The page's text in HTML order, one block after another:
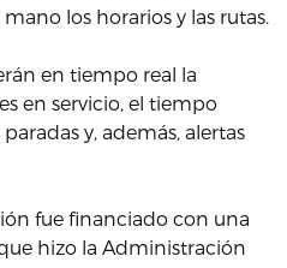
los horarios y las rutas.
en tiempo real la
en servicio, el tiempo
y, además, alertas
fue financiado con una
hizo la Administración